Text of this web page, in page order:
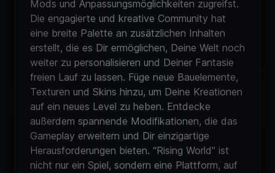
Mods und Anpassungsmöglichkeiten zugreifst.
Die engagierte und kreative Community hat
eine breite Palette an zusätzlichen Inhalten
erstellt, die es Dir ermöglichen, Deine Welt noch
weiter zu personalisieren und Deiner Fantasie
freien Lauf zu lassen. Füge neue Bauelemente,
Texturen und Skins hinzu, um Deine Kreationen
auf ein neues Level zu heben. Entdecke
außerdem spannende Modifikationen, die das
Gameplay erweitern und Dir einzigartige
Herausforderungen bieten. “Rising World” ist
nicht nur ein Spiel, sondern eine Plattform, auf